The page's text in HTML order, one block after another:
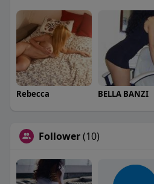
Rebecca BELLA BANZI
Follower(10)